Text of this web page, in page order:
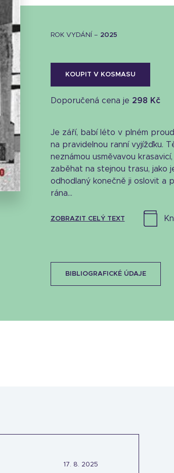
Stáhnout obálku
28.41 KB
ROK VYDÁNÍ – 2025
KOUPIT V KOSMASU
Doporučená cena je 298 Kč
Je září, babí léto v plném
na pravidelnou ranní vyjížďku.
neznámou usměvavou
zaběhat na stejnou trasu, jako
odhodlaný konečně ji oslovit a
rána...
ZOBRAZIT CELÝ TEXT
BIBLIOGRAFICKÉ ÚDAJE
17. 8. 2025